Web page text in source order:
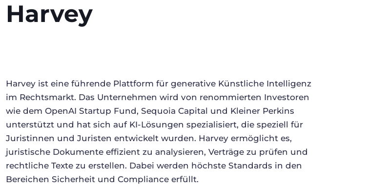
Harvey
Harvey ist eine führende Plattform für generative Künstliche Intelligenz
im Rechtsmarkt. Das Unternehmen wird von renommierten Investoren
wie dem OpenAI Startup Fund, Sequoia Capital und Kleiner Perkins
unterstützt und hat sich auf KI-Lösungen spezialisiert, die speziell für
Juristinnen und Juristen entwickelt wurden. Harvey ermöglicht es,
juristische Dokumente effizient zu analysieren, Verträge zu prüfen und
rechtliche Texte zu erstellen. Dabei werden höchste Standards in den
Bereichen Sicherheit und Compliance erfüllt.